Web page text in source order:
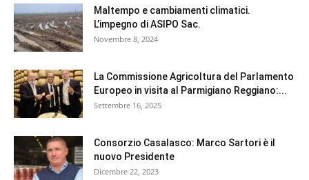
Maltempo e cambiamenti climatici.
L’impegno di ASIPO Sac.
Novembre 8, 2024
La Commissione Agricoltura del Parlamento
Europeo in visita al Parmigiano Reggiano:...
Settembre 16, 2025
Consorzio Casalasco: Marco Sartori è il
nuovo Presidente
Dicembre 22, 2023